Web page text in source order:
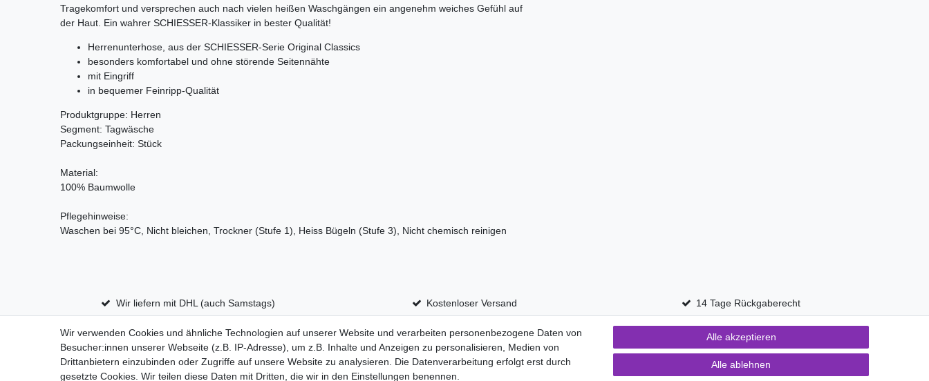
Tragekomfort und versprechen auch nach vielen heißen Waschgängen ein angenehm weiches Gefühl auf
der Haut. Ein wahrer SCHIESSER-Klassiker in bester Qualität!
Herrenunterhose, aus der SCHIESSER-Serie Original Classics
besonders komfortabel und ohne störende Seitennähte
mit Eingriff
in bequemer Feinripp-Qualität
Produktgruppe: Herren
Segment: Tagwäsche
Packungseinheit: Stück
Material:
100% Baumwolle
Pflegehinweise:
Waschen bei 95°C, Nicht bleichen, Trockner (Stufe 1), Heiss Bügeln (Stufe 3), Nicht chemisch reinigen
Wir liefern mit DHL (auch Samstags) Kostenloser Versand 14 Tage Rückgaberecht
Impressum Daten­schutz­erklärung AGB Widerrufs­recht Vertrag widerrufen
Wir verwenden Cookies und ähnliche Technologien auf unserer Website und verarbeiten personenbezogene Daten von
Besucher:innen unserer Webseite (z.B. IP-Adresse), um z.B. Inhalte und Anzeigen zu personalisieren, Medien von
Drittanbietern einzubinden oder Zugriffe auf unsere Website zu analysieren. Die Datenverarbeitung erfolgt erst durch
gesetzte Cookies. Wir teilen diese Daten mit Dritten, die wir in den Einstellungen benennen.
Alle akzeptieren
Alle ablehnen